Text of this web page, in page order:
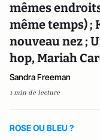
mêmes
même temps) ;
nouveau nez ;
hop, Mariah
Sandra Freeman
1 min de lecture
ROSE OU BLEU ?